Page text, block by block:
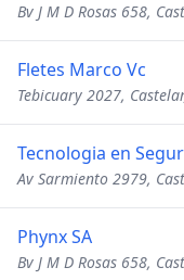
Bv J M D Rosas 658,
Fletes Marco Vc
Tebicuary 2027,
Tecnologia en
Av Sarmiento 2979,
Phynx SA
Bv J M D Rosas 658,